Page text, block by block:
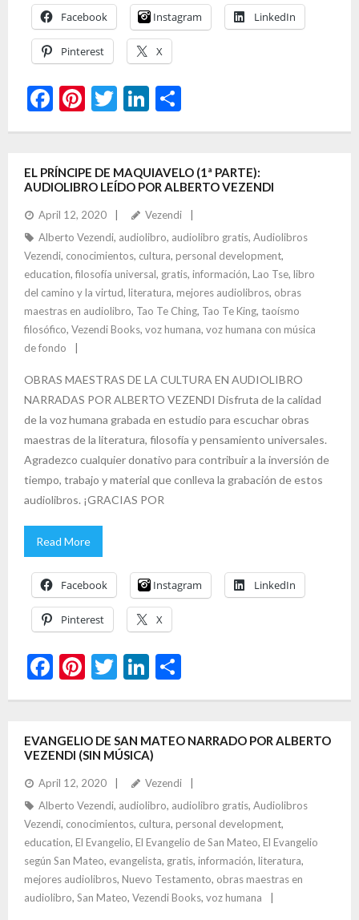
Facebook Instagram LinkedIn
Pinterest X
F
ac
b
o
o
k
Pi
nt
es
t
T
w
er
Li
n
dI
n
h
e
EL PRÍNCIPE DE MAQUIAVELO (1ª PARTE):
AUDIOLIBRO LEÍDO POR ALBERTO VEZENDI
April 12, 2020
Vezendi
Alberto Vezendi, audiolibro, audiolibro gratis, Audiolibros
Vezendi, conocimientos, cultura, personal development,
education, filosofía universal, gratis, información, Lao Tse, libro
del camino y la virtud, literatura, mejores audiolibros, obras
maestras en audiolibro, Tao Te Ching, Tao Te King, taoísmo
filosófico, Vezendi Books, voz humana, voz humana con música
de fondo
OBRAS MAESTRAS DE LA CULTURA EN AUDIOLIBRO
NARRADAS POR ALBERTO VEZENDI Disfruta de la calidad
de la voz humana grabada en estudio para escuchar obras
maestras de la literatura, filosofía y pensamiento universales.
Agradezco cualquier donativo para contribuir a la inversión de
tiempo, trabajo y material que conlleva la grabación de estos
audiolibros. ¡GRACIAS POR
Read More
Facebook Instagram LinkedIn
Pinterest X
F
ac
b
o
o
k
Pi
nt
es
t
T
w
er
Li
n
dI
n
h
e
EVANGELIO DE SAN MATEO NARRADO POR ALBERTO
VEZENDI (SIN MÚSICA)
April 12, 2020
Vezendi
Alberto Vezendi, audiolibro, audiolibro gratis, Audiolibros
Vezendi, conocimientos, cultura, personal development,
education, El Evangelio, El Evangelio de San Mateo, El Evangelio
según San Mateo, evangelista, gratis, información, literatura,
mejores audiolibros, Nuevo Testamento, obras maestras en
audiolibro, San Mateo, Vezendi Books, voz humana